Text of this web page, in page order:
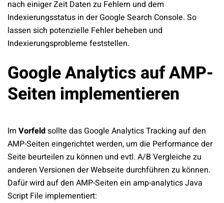
nach einiger Zeit Daten zu Fehlern und dem
Indexierungsstatus in der Google Search Console. So
lassen sich potenzielle Fehler beheben und
Indexierungsprobleme feststellen.
Google Analytics auf AMP-
Seiten implementieren
Im Vorfeldsollte das Google Analytics Tracking auf den
AMP-Seiten eingerichtet werden, um die Performance der
Seite beurteilen zu können und evtl. A/B Vergleiche zu
anderen Versionen der Webseite durchführen zu können.
Dafür wird auf den AMP-Seiten ein amp-analytics Java
Script File implementiert: